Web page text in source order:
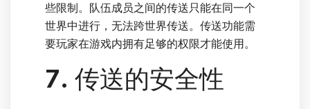
些限制。队伍成员之间的传送只能在同一个
世界中进行，无法跨世界传送。传送功能需
要玩家在游戏内拥有足够的权限才能使用。
7. 传送的安全性